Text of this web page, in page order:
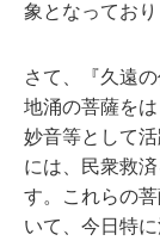
象となっており
さて、『久遠
地涌の菩薩を
妙音等として
には、民衆救
す。これらの
いて、今日特